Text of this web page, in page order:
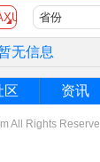
V80新能源
省份
无信息
区 资讯
All Rights